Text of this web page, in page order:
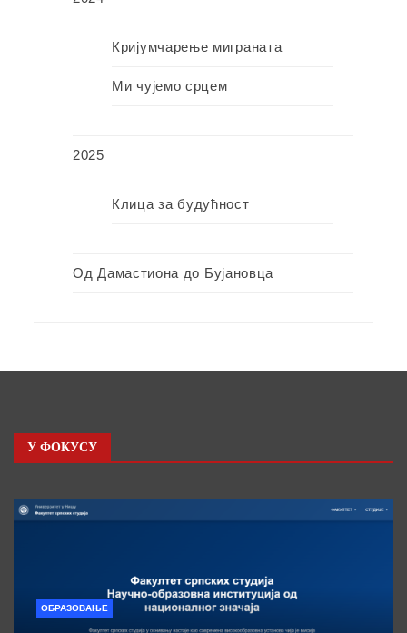
Кријумчарење миграната
Ми чујемо срцем
2025
Клица за будућност
Од Дамастиона до Бујановца
У ФОКУСУ
ОБРАЗОВАЊЕ